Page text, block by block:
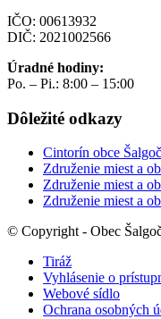
IČO: 00613932
DIČ: 2021002566
Úradné hodiny:
Po. – Pi.: 8:00 – 15:00
Dôležité odkazy
Cintorín obce
Združenie miest a
Združenie miest a
Združenie miest a
© Copyright - Obec
Tiráž
Vyhlásenie o
Webové sídlo
Ochrana osobných